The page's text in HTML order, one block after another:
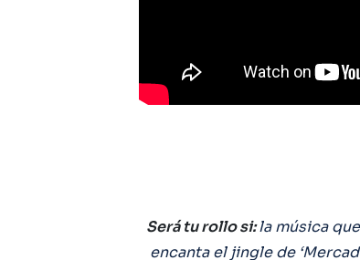
Será tu rollo si:la música
encanta el jingle de